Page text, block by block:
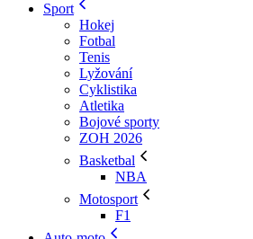
Sport
Hokej
Fotbal
Tenis
Lyžování
Cyklistika
Atletika
Bojové sporty
ZOH 2026
Basketbal
NBA
Motosport
F1